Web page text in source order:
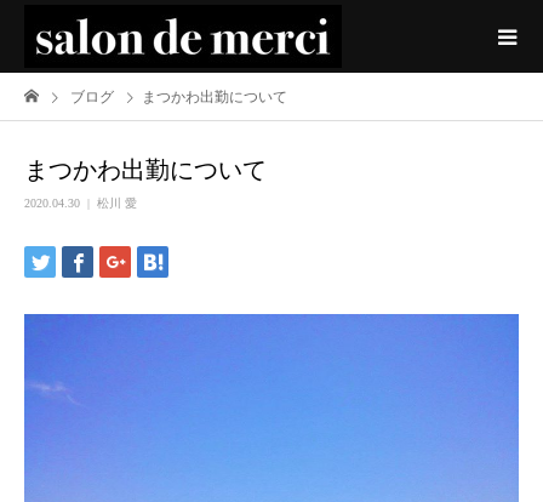
ブログ まつかわ出勤について
まつかわ出勤について
2020.04.30 松川 愛